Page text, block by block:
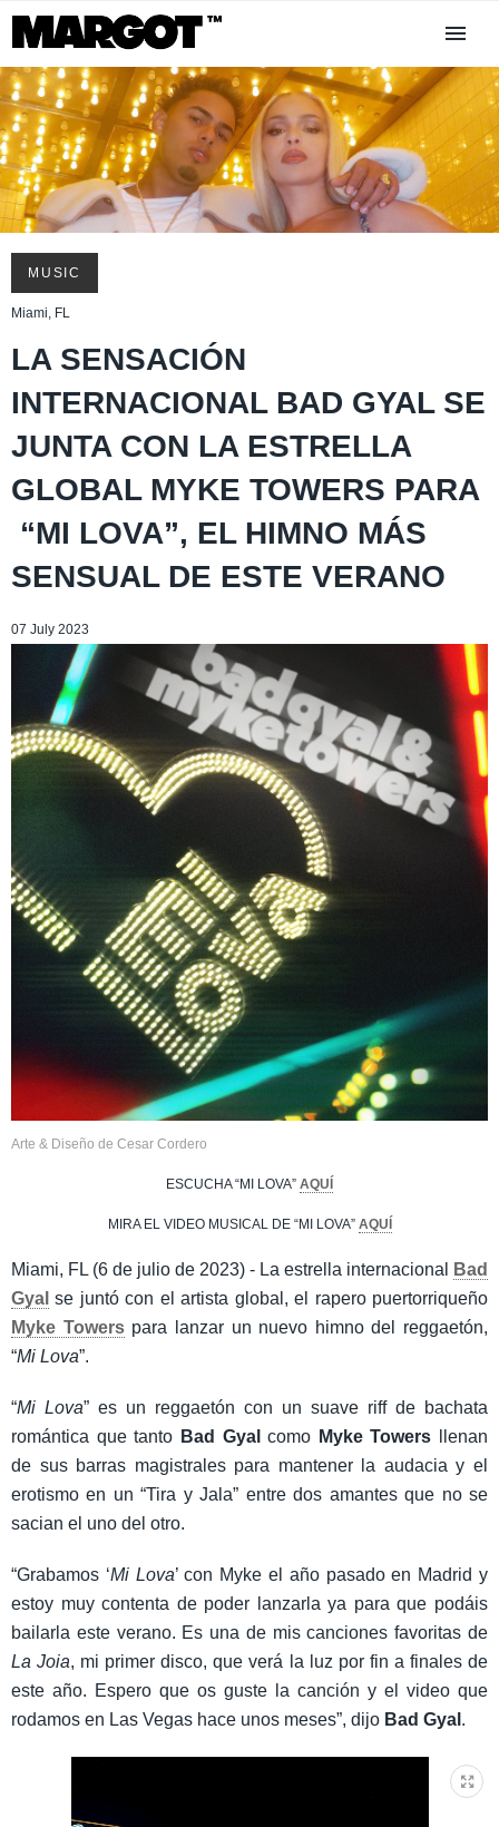
MUSIC
Miami, FL
LA SENSACIÓN
INTERNACIONAL BAD GYAL SE
JUNTA CON LA ESTRELLA
GLOBAL MYKE TOWERS PARA
“MI LOVA”, EL HIMNO MÁS
SENSUAL DE ESTE VERANO
07 July 2023
Arte & Diseño de Cesar Cordero
ESCUCHA “MI LOVA” AQUÍ
MIRA EL VIDEO MUSICAL DE “MI LOVA” AQUÍ
Miami, FL (6 de julio de 2023) - La estrella internacional
Bad
Gyal se juntó con el artista global, el rapero puertorriqueño
Myke Towerspara lanzar un nuevo himno del reggaetón,
“Mi Lova”.
“Mi Lova” es un reggaetón con un suave riff de bachata
romántica que tanto Bad Gyal como Myke Towers llenan
de sus barras magistrales para mantener la audacia y el
erotismo en un “Tira y Jala” entre dos amantes que no se
sacian el uno del otro.
“Grabamos ‘Mi Lova’ con Myke el año pasado en Madrid y
estoy muy contenta de poder lanzarla ya para que podáis
bailarla este verano. Es una de mis canciones favoritas de
La Joia, mi primer disco, que verá la luz por fin a finales de
este año. Espero que os guste la canción y el video que
rodamos en Las Vegas hace unos meses”, dijo Bad Gyal .